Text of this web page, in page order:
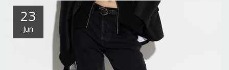
23
Jun